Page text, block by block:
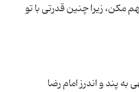
مکن، زیرا چنین قدرتی با تو
پند و اندرز امام رضا